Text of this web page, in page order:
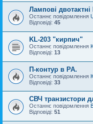
Лампові
Останнє повідомлення
Відповіді: 45
KL-203 "кирпич"
Останнє повідомлення
Відповіді: 13
П-контур в РА.
Останнє повідомлення
Відповіді: 33
СВЧ транзистори
Останнє повідомлення
Відповіді: 51